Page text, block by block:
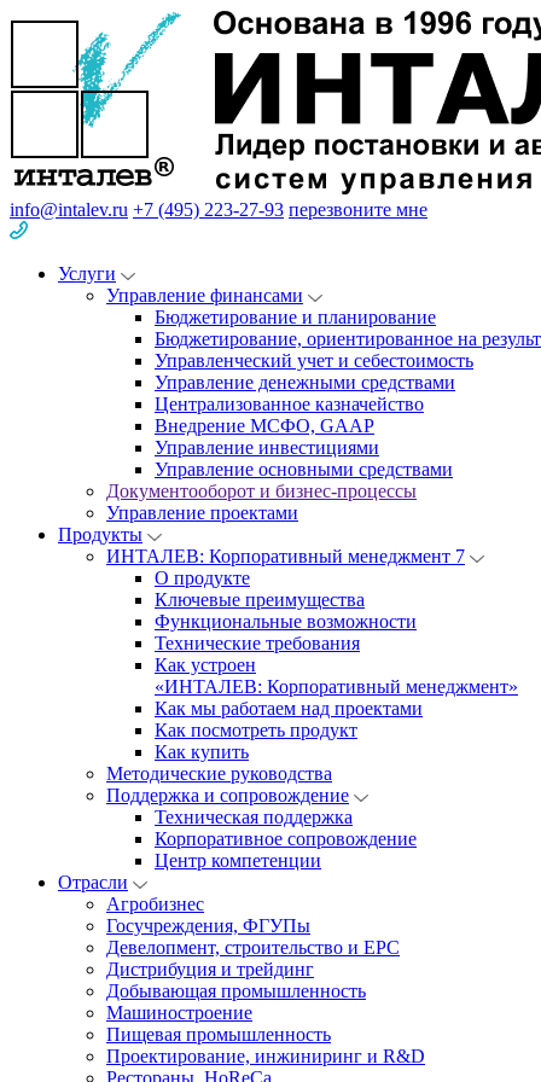
info@intalev.ru +7 (495) 223-27-93 перезвоните мне
Услуги
Управление финансами
Бюджетирование и планирование
Бюджетирование, ориентированное на
Управленческий учет и себестоимость
Управление денежными средствами
Централизованное казначейство
Внедрение МСФО, GAAP
Управление инвестициями
Управление основными средствами
Документооборот и бизнес-процессы
Управление проектами
Продукты
ИНТАЛЕВ: Корпоративный менеджмент 7
О продукте
Ключевые преимущества
Функциональные возможности
Технические требования
Как устроен
«ИНТАЛЕВ: Корпоративный менеджмент»
Как мы работаем над проектами
Как посмотреть продукт
Как купить
Методические руководства
Поддержка и сопровождение
Техническая поддержка
Корпоративное сопровождение
Центр компетенции
Отрасли
Агробизнес
Госучреждения, ФГУПы
Девелопмент, строительство и EPC
Дистрибуция и трейдинг
Добывающая промышленность
Машиностроение
Пищевая промышленность
Проектирование, инжиниринг и R&D
Рестораны, HoReCa